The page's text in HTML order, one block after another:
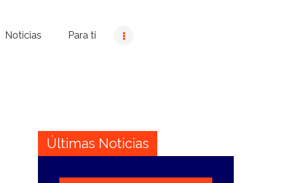
Noticias Para ti
Últimas Noticias